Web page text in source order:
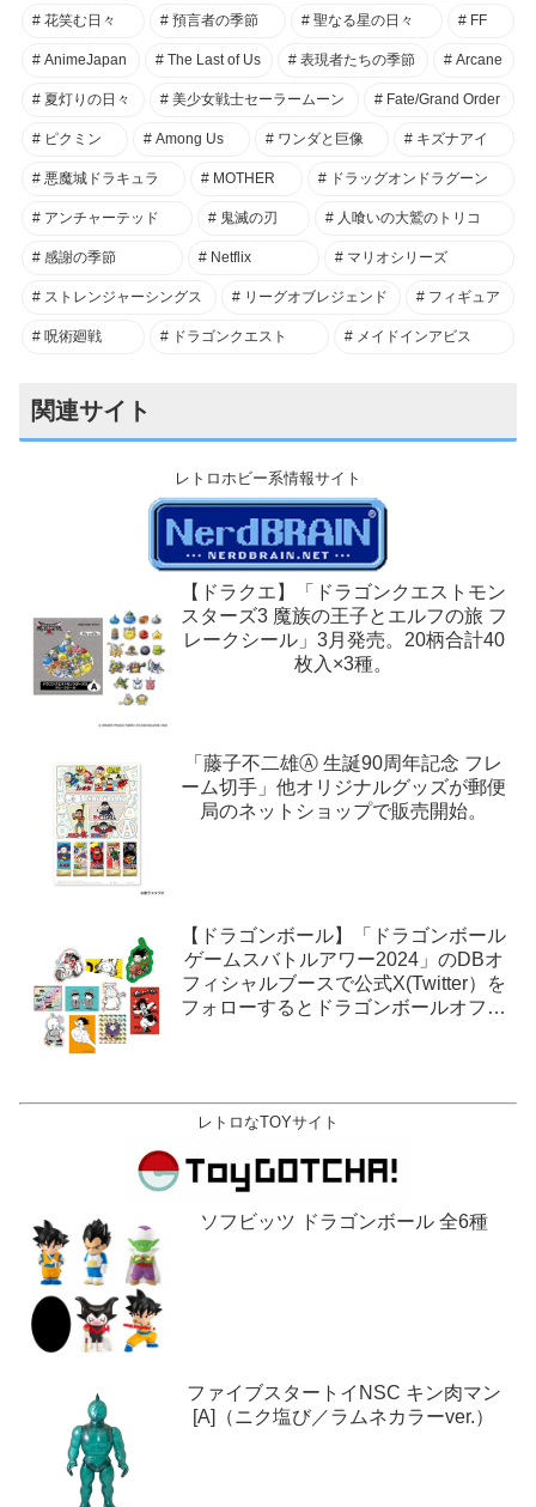
花笑む日々 預言者の季節 聖なる星の日々 FF
AnimeJapan The Last of Us 表現者たちの季節 Arcane
夏灯りの日々 美少女戦士セーラームーン Fate/Grand Order
ピクミン Among Us ワンダと巨像 キズナアイ
悪魔城ドラキュラ MOTHER ドラッグオンドラグーン
アンチャーテッド 鬼滅の刃 人喰いの大鷲のトリコ
感謝の季節 Netflix マリオシリーズ
ストレンジャーシングス リーグオブレジェンド フィギュア
呪術廻戦 ドラゴンクエスト メイドインアビス
関連サイト
レトロホビー系情報サイト
【ドラクエ】「ドラゴンクエストモン
スターズ3 魔族の王子とエルフの旅 フ
レークシール」3月発売。20柄合計40
枚入×3種。
「藤子不二雄Ⓐ 生誕90周年記念 フレ
ーム切手」他オリジナルグッズが郵便
局のネットショップで販売開始。
【ドラゴンボール】「ドラゴンボール
ゲームスバトルアワー2024」のDBオ
フィシャルブースで公式X(Twitter）を
フォローするとドラゴンボールオフィ
レトロなTOYサイト
ソフビッツ ドラゴンボール 全6種
ファイブスタートイNSC キン肉マン
[A]（ニク塩び／ラムネカラーver.）